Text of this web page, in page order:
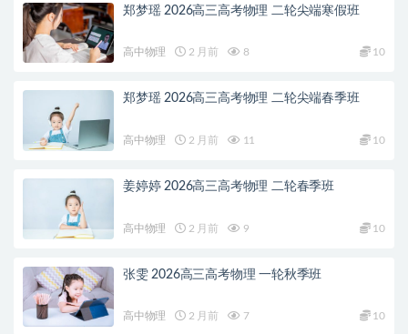
郑梦瑶 2026高三高考物理 二轮尖端寒假班
高中物理 2 月前 8 10
郑梦瑶 2026高三高考物理 二轮尖端春季班
高中物理 2 月前 11 10
姜婷婷 2026高三高考物理 二轮春季班
高中物理 2 月前 9 10
张雯 2026高三高考物理 一轮秋季班
高中物理 2 月前 7 10